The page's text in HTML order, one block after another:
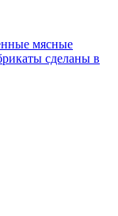
мясные
сделаны в